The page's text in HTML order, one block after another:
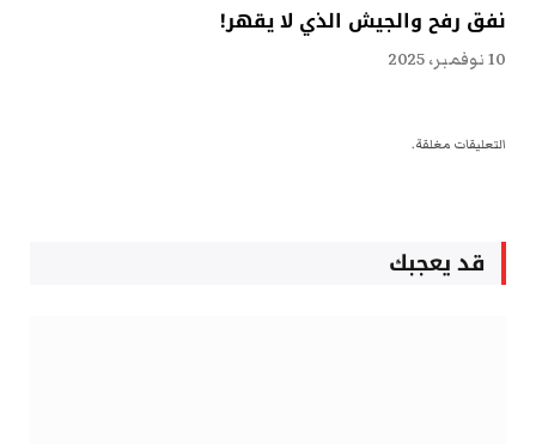
نفق رفح والجيش الذي لا يقهر!
10 نوفمبر، 2025
التعليقات مغلقة.
قد يعجبك